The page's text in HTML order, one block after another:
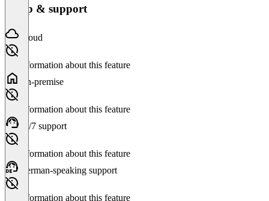
Setup & support
Cloud
No information about this feature
On-premise
No information about this feature
24/7 support
No information about this feature
German-speaking support
No information about this feature